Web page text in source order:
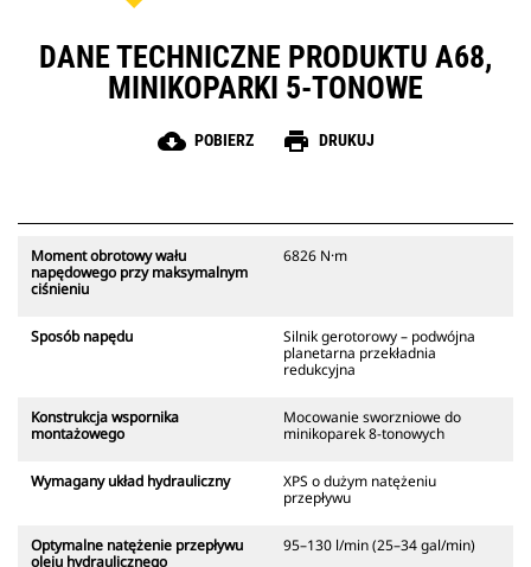
wydajnością.
DANE TECHNICZNE PRODUKTU A68,
MINIKOPARKI 5-TONOWE
cloud_download POBIERZ print DRUKUJ
Moment obrotowy wału
napędowego przy maksymalnym
ciśnieniu
6826 N·m
Sposób napędu
Silnik gerotorowy – podwójna
planetarna przekładnia
redukcyjna
Konstrukcja wspornika
montażowego
Mocowanie sworzniowe do
minikoparek 8-tonowych
Wymagany układ hydrauliczny
XPS o dużym natężeniu
przepływu
Optymalne natężenie przepływu
oleju hydraulicznego
95–130 l/min (25–34 gal/min)